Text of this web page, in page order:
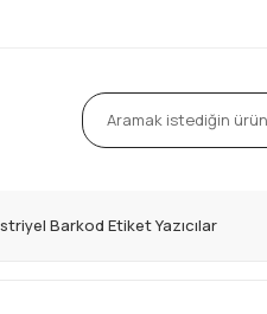
Barkod Etiket Yazıcılar